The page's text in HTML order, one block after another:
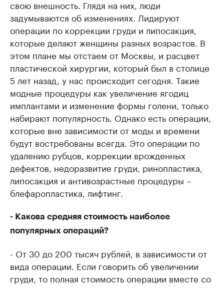
свою внешность. Глядя на них, люди
задумываются об изменениях. Лидируют
операции по коррекции груди и липосакция,
которые делают женщины разных возрастов. В
этом плане мы отстаем от Москвы, и расцвет
пластической хирургии, который был в столице
5 лет назад, у нас происходит сегодня. Такие
модные процедуры как увеличение ягодиц
имплантами и изменение формы голени, только
набирают популярность. Однако есть операции,
которые вне зависимости от моды и времени
будут востребованы всегда. Это операции по
удалению рубцов, коррекции врожденных
дефектов, недоразвитие груди, ринопластика,
липосакция и антивозрастные процедуры –
блефаропластика, лифтинг.
- Какова средняя стоимость наиболее
популярных операций?
- От 30 до 200 тысяч рублей, в зависимости от
вида операции. Если говорить об увеличении
груди, то полная стоимость операции вместе со